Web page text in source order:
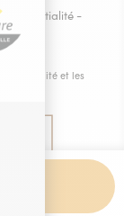
confidentialité -
et les